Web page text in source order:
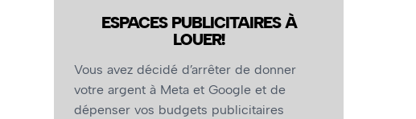
ESPACES PUBLICITAIRES À
LOUER!
Vous avez décidé d’arrêter de donner
votre argent à Meta et Google et de
dépenser vos budgets publicitaires